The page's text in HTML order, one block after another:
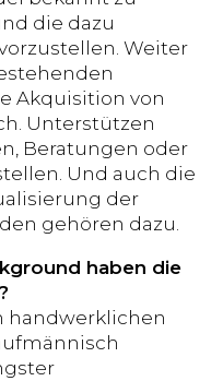
die dazu
Weiter
Akquisition von
Unterstützen
Beratungen oder
Und auch die
der
gehören dazu.
haben die
handwerklichen